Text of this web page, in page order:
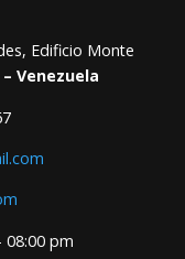
Edificio Monte
Venezuela
08:00 pm